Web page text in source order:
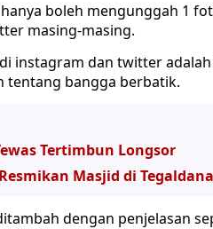
boleh mengunggah 1
masing-masing.
instagram dan twitter
tentang bangga berbatik.
Tertimbun Longsor
Masjid di
dengan penjelasan